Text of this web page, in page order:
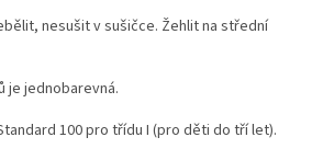
nesušit v sušičce. Žehlit na střední
je jednobarevná.
100 pro třídu I (pro děti do tří let).